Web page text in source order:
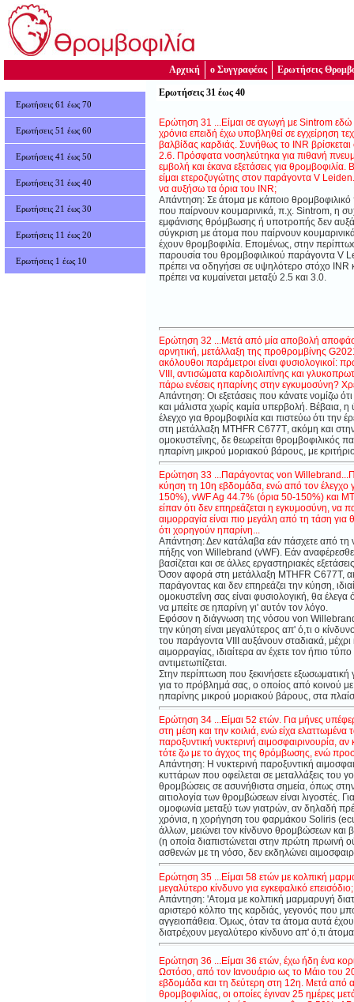
Αρχική ο Συγγραφέας Ερωτήσεις
Ερωτήσεις 61 έως 70
Ερωτήσεις 51 έως 60
Ερωτήσεις 41 έως 50
Eρωτήσεις 31 έως 40
Eρωτήσεις 21 έως 30
Ερωτήσεις 11 έως 20
Eρωτήσεις 1 έως 10
Eρωτήσεις 31 έως 40
Ερώτηση 31 ...Είμαι σε αγωγή με Sintrom εδώ
χρόνια επειδή έχω υποβληθεί σε εγχείρηση
βαλβίδας καρδιάς. Συνήθως το INR βρίσκεται
2.6. Πρόσφατα νοσηλεύτηκα για πιθανή
εμβολή και έκανα εξετάσεις για θρομβοφιλία.
είμαι ετεροζυγώτης στον παράγοντα V
να αυξήσω τα όρια του INR;
Απάντηση: Σε άτομα με κάποιο
που παίρνουν κουμαρινικά, π.χ. Sintrom, η
εμφάνισης θρόμβωσης ή υποτροπής δεν
σύγκριση με άτομα που παίρνουν
έχουν θρομβοφιλία. Επομένως, στην
παρουσία του θρομβοφιλικού παράγοντα V
πρέπει να οδηγήσει σε υψηλότερο στόχο INR
πρέπει να κυμαίνεται μεταξύ 2.5 και 3.0.
Ερώτηση 32 ...Μετά από μία αποβολή
αρνητική, μετάλλαξη της προθρομβίνης
ακόλουθοι παράμετροι είναι φυσιολογικοί:
VIII, αντισώματα καρδιολιπίνης και
πάρω ενέσεις ηπαρίνης στην εγκυμοσύνη?
Απάντηση: Οι εξετάσεις που κάνατε νομίζω
και μάλιστα χωρίς καμία υπερβολή. Βέβαια,
έλεγχο για θρομβοφιλία και πιστεύω ότι
στη μετάλλαξη MTHFR C677T, ακόμη και
ομοκυστεΐνης, δε θεωρείται θρομβοφιλικός
ηπαρίνη μικρού μοριακού βάρους, με
Ερώτηση 33 ...Παράγοντας von
κύηση τη 10η εβδομάδα, ενώ από τον έλεγχο
150%), vWF Ag 44.7% (όρια 50-150%) και
είπαν ότι δεν επηρεάζεται η εγκυμοσύνη, να
αιμορραγία είναι πιο μεγάλη από τη τάση
ότι χορηγούν ηπαρίνη...
Απάντηση: Δεν κατάλαβα εάν πάσχετε από
πήξης von Willebrand (vWF). Εάν αναφέρεσθε
βασίζεται και σε άλλες εργαστηριακές
Όσον αφορά στη μετάλλαξη MTHFR C677T,
παράγοντας και δεν επηρεάζει την κύηση,
ομοκυστεΐνη σας είναι φυσιολογική, θα έλεγα
να μπείτε σε ηπαρίνη γι' αυτόν τον λόγο.
Εφόσον η διάγνωση της νόσου von Willebrand
την κύηση είναι μεγαλύτερος απ' ό,τι ο
του παράγοντα VIII αυξάνουν σταδιακά,
αιμορραγίας, ιδιαίτερα αν έχετε τον ήπιο
αντιμετωπίζεται.
Στην περίπτωση που ξεκινήσετε
για το πρόβλημά σας, ο οποίος από κοινού
ηπαρίνης μικρού μοριακού βάρους, στα
Ερώτηση 34 ...Είμαι 52 ετών. Για μήνες
στη μέση και την κοιλιά, ενώ είχα ελαττωμένα
παροξυντική νυκτερινή αιμοσφαιρινουρία,
τότε ζω με το άγχος της θρόμβωσης, ενώ
Απάντηση: Η νυκτερινή παροξυντική
κυττάρων που οφείλεται σε μεταλλάξεις του
θρομβώσεις σε ασυνήθιστα σημεία, όπως
αιτιολογία των θρομβώσεων είναι λιγοστές.
ομοφωνία μεταξύ των γιατρών, αν δηλαδή
χρόνια, η χορήγηση του φαρμάκου Soliris
άλλων, μειώνει τον κίνδυνο θρομβώσεων και
(η οποία διαπιστώνεται στην πρώτη πρωινή
ασθενών με τη νόσο, δεν εκδηλώνει
Ερώτηση 35 ...Είμαι 58 ετών με κολπική
μεγαλύτερο κίνδυνο για εγκεφαλικό
Απάντηση: 'Ατομα με κολπική μαρμαρυγή
αριστερό κόλπο της καρδιάς, γεγονός που
αγγειοπάθεια. Όμως, όταν τα άτομα αυτά
διατρέχουν μεγαλύτερο κίνδυνο απ' ό,τι
Ερώτηση 36 ...Είμαι 36 ετών, έχω ήδη ένα
Ωστόσο, από τον Ιανουάριο ως το Μάιο του
εβδομάδα και τη δεύτερη στη 12η. Μετά από
θρομβοφιλίας, οι οποίες έγιναν 25 ημέρες